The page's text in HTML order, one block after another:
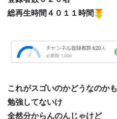
総再生時間４０１１時間
これがスゴいのかどうなのかも
勉強してないけ
全然分からんのんじゃけど